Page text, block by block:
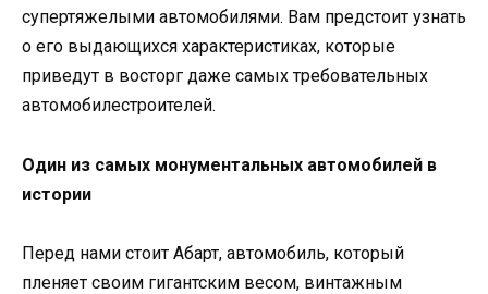
супертяжелыми автомобилями. Вам предстоит узнать
о его выдающихся характеристиках, которые
приведут в восторг даже самых требовательных
автомобилестроителей.
Один из самых монументальных автомобилей в
истории
Перед нами стоит Абарт, автомобиль, который
пленяет своим гигантским весом, винтажным